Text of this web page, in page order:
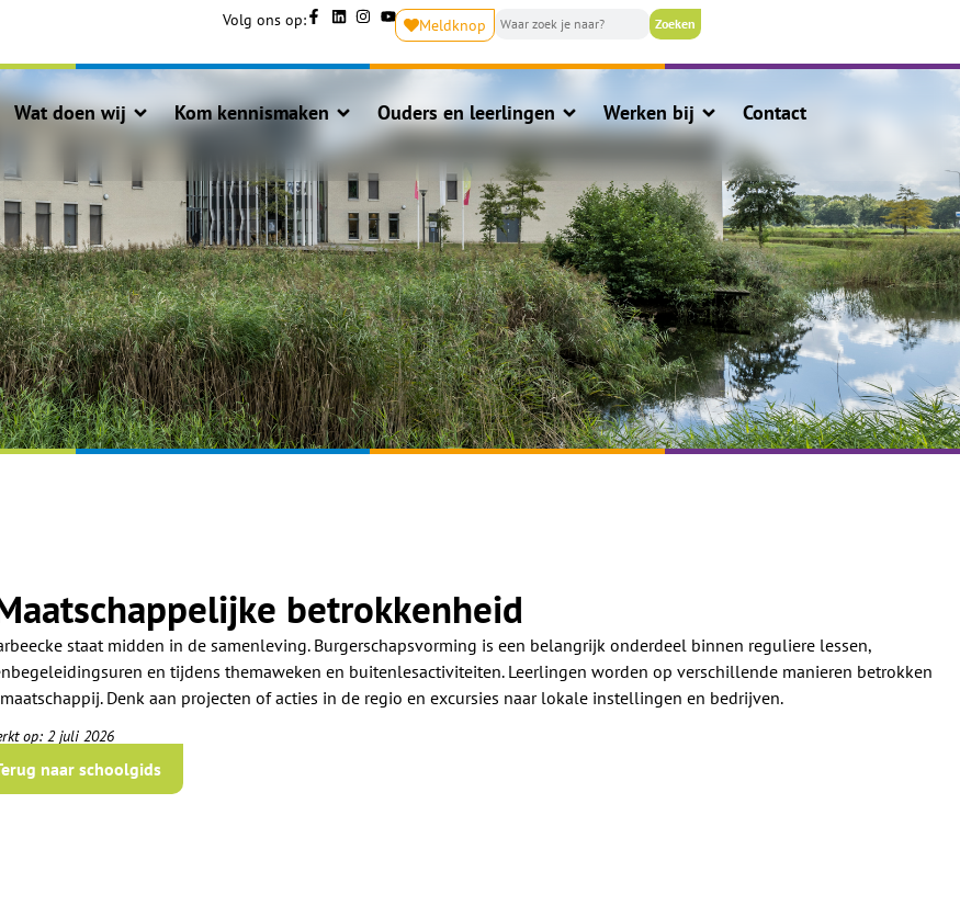
Volg ons op: Meldknop
Wat doen wij Kom kennismaken Ouders en leerlingen Werken bij Contact
betrokkenheid
staat midden in de samenleving. Burgerschapsvorming is een belangrijk onderdeel binnen reguliere lessen,
en tijdens themaweken en buitenlesactiviteiten. Leerlingen worden op verschillende manieren betrokken
Denk aan projecten of acties in de regio en excursies naar lokale instellingen en bedrijven.
op: 2 juli 2026
naar schoolgids